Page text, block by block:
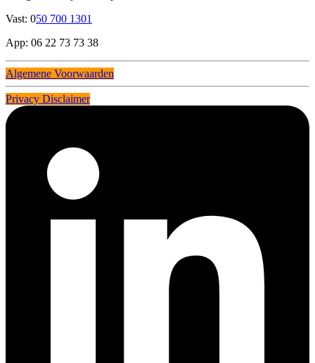
Vast: 050 700 1301
App: 06 22 73 73 38
Algemene Voorwaarden
Privacy Disclaimer